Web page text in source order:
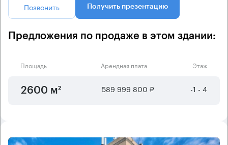
Позвонить Получить презентацию
Предложения по продаже в этом здании:
Площадь Арендная плата Этаж
2600 м² 589 999 800 ₽ -1 - 4